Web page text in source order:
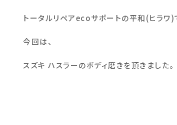
トータルリペアecoサポートの平和(ヒラワ)
今回は、
スズキ ハスラーのボディ磨きを頂きました。